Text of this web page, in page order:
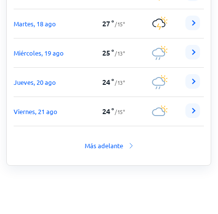
Martes, 18 ago 27° /15°
Miércoles, 19 ago 25° /13°
Jueves, 20 ago 24° /13°
Viernes, 21 ago 24° /15°
Más adelante